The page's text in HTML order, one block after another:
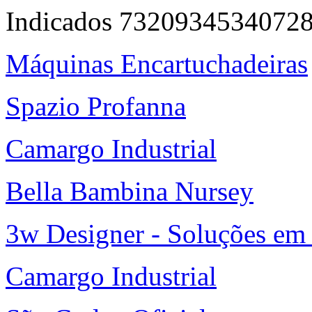
Indicados
Máquinas Encartuchadeiras
Spazio Profanna
Camargo Industrial
Bella Bambina Nursey
3w Designer - Soluções
Camargo Industrial